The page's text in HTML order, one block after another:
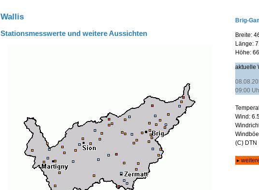
Wallis
Stationsmesswerte und weitere Aussichten